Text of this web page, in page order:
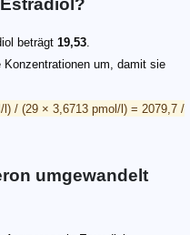
beträgt 19,53.
Konzentrationen um, damit sie
/ (29 × 3,6713 pmol/l) = 2079,7 /
umgewandelt